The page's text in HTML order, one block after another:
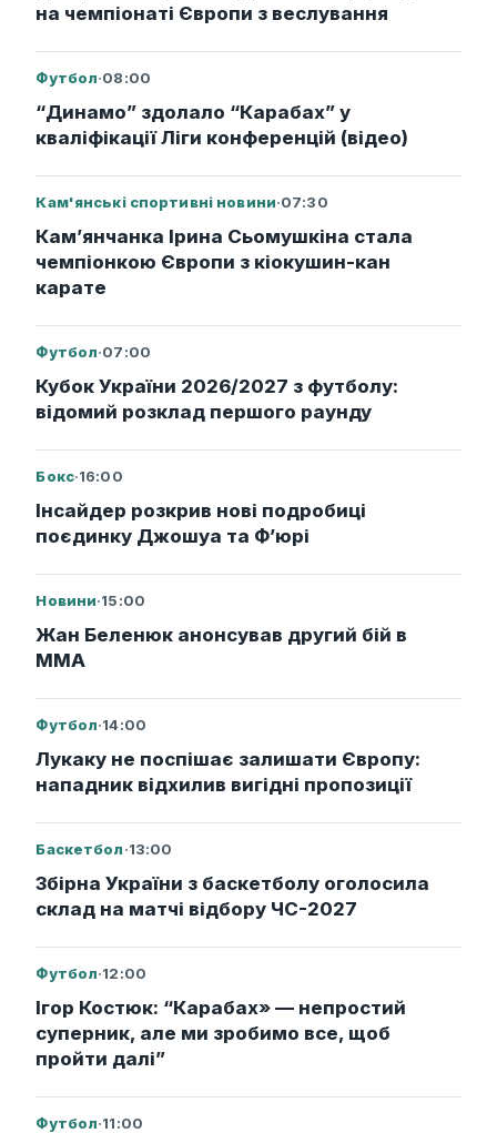
на чемпіонаті Європи з веслування
Футбол·08:00
“Динамо” здолало “Карабах” у
кваліфікації Ліги конференцій (відео)
Кам'янські спортивні новини·07:30
Кам’янчанка Ірина Сьомушкіна стала
чемпіонкою Європи з кіокушин-кан
карате
Футбол·07:00
Кубок України 2026/2027 з футболу:
відомий розклад першого раунду
Бокс·16:00
Інсайдер розкрив нові подробиці
поєдинку Джошуа та Ф’юрі
Новини·15:00
Жан Беленюк анонсував другий бій в
ММА
Футбол·14:00
Лукаку не поспішає залишати Європу:
нападник відхилив вигідні пропозиції
Баскетбол·13:00
Збірна України з баскетболу оголосила
склад на матчі відбору ЧС-2027
Футбол·12:00
Ігор Костюк: “Карабах» — непростий
суперник, але ми зробимо все, щоб
пройти далі”
Футбол·11:00